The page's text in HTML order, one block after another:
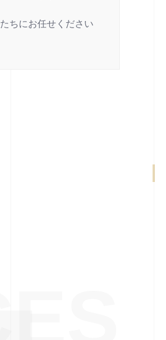
ちにお任せください